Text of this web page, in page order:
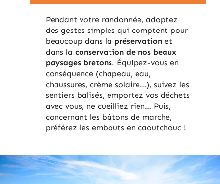
Pendant votre randonnée, adoptez
des gestes simples qui comptent pour
beaucoup dans la préservationet
dans la conservation de nos beaux
paysages bretons. Équipez-vous en
conséquence (chapeau, eau,
chaussures, crème solaire…), suivez les
sentiers balisés, emportez vos déchets
avec vous, ne cueilliez rien… Puis,
concernant les bâtons de marche,
préférez les embouts en caoutchouc !